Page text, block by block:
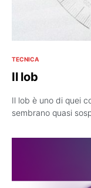
TECNICA
Il lob
Il lob è uno di quei
sembrano quasi